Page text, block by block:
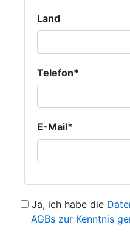
Land
Telefon*
E-Mail*
Ja, ich habe die
AGBs zur Kenntnis